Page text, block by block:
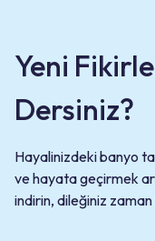
Yeni
Dersiniz?
Hayalinizdeki banyo
ve hayata geçirmek
indirin, dileğiniz